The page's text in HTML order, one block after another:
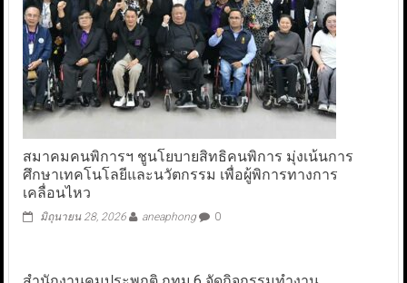
สมาคมคนพิการฯ ชูนโยบายสิทธิคนพิการ มุ่งเน้นการ
ศึกษาเทคโนโลยีและนวัตกรรม เพื่อผู้พิการทางการ
เคลื่อนไหว
มิถุนายน 28, 2026 aneaphong 0